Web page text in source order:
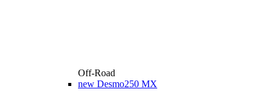
Off-Road
new Desmo250 MX